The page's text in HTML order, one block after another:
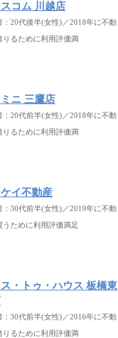
コム 川越店
：20代後半(女性)／2018年に不動
りるために利用評価満
ミニ 三鷹店
：20代前半(女性)／2018年に不動
りるために利用評価満
イ不動産
：30代前半(女性)／2019年に不動
うために利用評価満足
・トゥ・ハウス 板橋東
：30代前半(女性)／2016年に不動
りるために利用評価満